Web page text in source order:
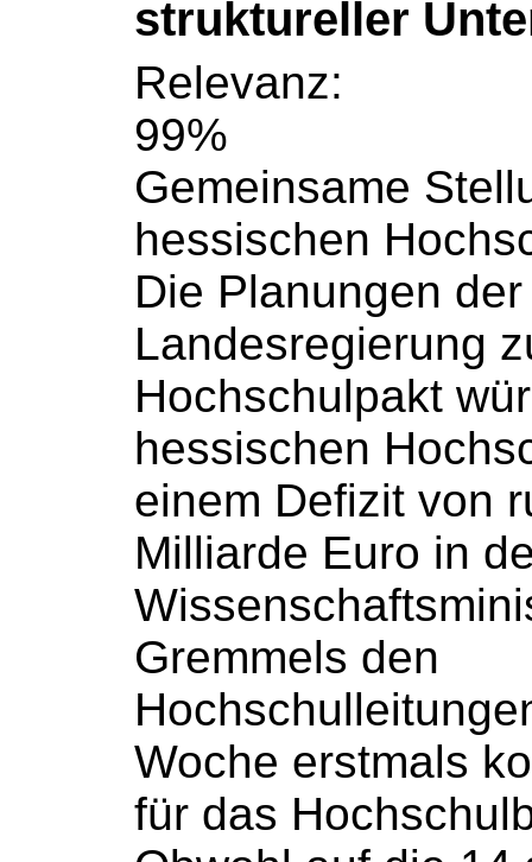
struktureller
Relevanz:
99%
Gemeinsame
hessischen
Die Planungen der
Landesregierung
Hochschulpakt
hessischen
einem Defizit von
Milliarde Euro in
Gremmels den
Woche erstmals
für das